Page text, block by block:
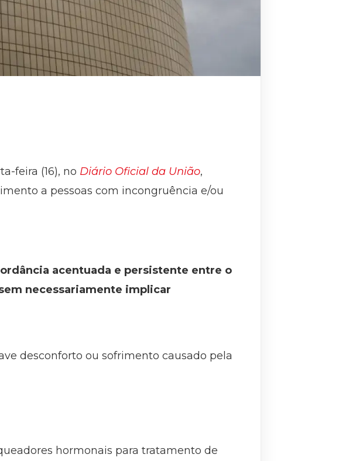
feira (16), no Diário Oficial da União,
a pessoas com incongruência e/ou
acentuada e persistente entre o
necessariamente implicar
desconforto ou sofrimento causado pela
hormonais para tratamento de